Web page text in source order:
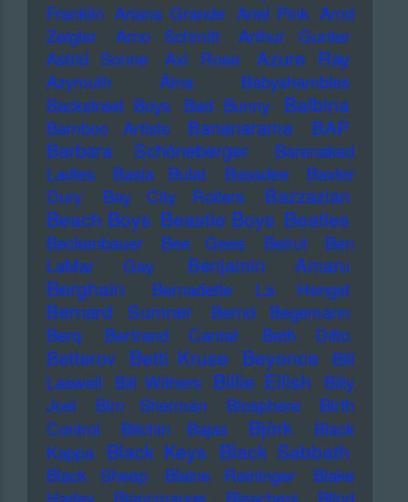
Franklin Ariana Grande Ariel Pink Arnd
Zeigler
Arno Schmitt
Arthur Gunter
Astrid Sonne
Axl Rose Azure Ray
Azymuth Ätna
Babyshambles
Backstreet Boys
Bad Bunny Balbina
Bamboo Artists Bananarama
BAP
Barbara Schöneberger
Barenaked
Ladies
Basia Bulat Bassdee
Baxter
Dury
Bay City Rollers Bazzazian
Beach Boys Beastie Boys Beatles
Beckenbauer Bee Gees Beirut
Ben
LaMar Gay
Benjamin Amaru
Berghain Bernadette La Hengst
Bernard Sumner
Bernd Begemann
Berq
Bertrand Cantat Beth Ditto
Betterov Betti Kruse Beyonce
Bill
Laswell
Bill Withers Billie Eilish
Billy
Joel
Bim Sherman Biosphere
Birth
Control
Bitchin Bajas Björk
Black
Kappa Black Keys Black Sabbath
Black Sheep Blaine Reininger
Blake